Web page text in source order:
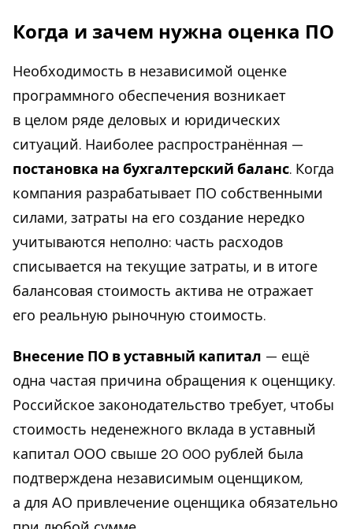
Когда и зачем нужна оценка ПО
Необходимость в независимой оценке
программного обеспечения возникает
в целом ряде деловых и юридических
ситуаций. Наиболее распространённая —
постановка на бухгалтерский баланс. Когда
компания разрабатывает ПО собственными
силами, затраты на его создание нередко
учитываются неполно: часть расходов
списывается на текущие затраты, и в итоге
балансовая стоимость актива не отражает
его реальную рыночную стоимость.
Внесение ПО в уставный капитал — ещё
одна частая причина обращения к оценщику.
Российское законодательство требует, чтобы
стоимость неденежного вклада в уставный
капитал ООО свыше 20 000 рублей была
подтверждена независимым оценщиком,
а для АО привлечение оценщика обязательно